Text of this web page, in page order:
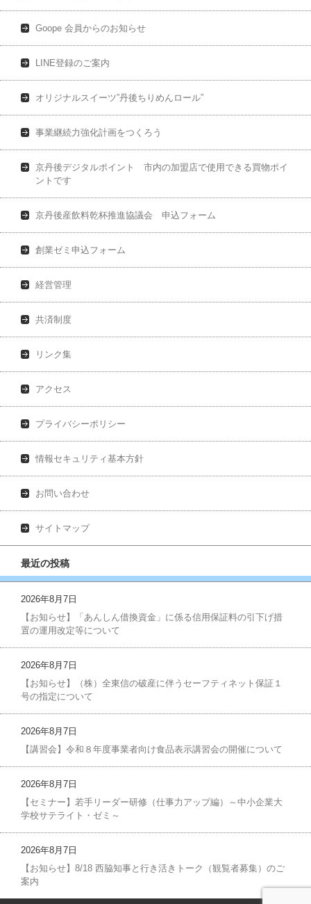
Goope 会員からのお知らせ
LINE登録のご案内
オリジナルスイーツ”丹後ちりめんロール”
事業継続力強化計画をつくろう
京丹後デジタルポイント 市内の加盟店で使用できる買物ポイ
ントです
京丹後産飲料乾杯推進協議会 申込フォーム
創業ゼミ申込フォーム
経営管理
共済制度
リンク集
アクセス
プライバシーポリシー
情報セキュリティ基本方針
お問い合わせ
サイトマップ
最近の投稿
2026年8月7日
【お知らせ】「あんしん借換資金」に係る信用保証料の引下げ措
置の運用改定等について
2026年8月7日
【お知らせ】（株）全東信の破産に伴うセーフティネット保証１
号の指定について
2026年8月7日
【講習会】令和８年度事業者向け食品表示講習会の開催について
2026年8月7日
【セミナー】若手リーダー研修（仕事力アップ編）～中小企業大
学校サテライト・ゼミ～
2026年8月7日
【お知らせ】8/18 西脇知事と行き活きトーク（観覧者募集）のご
案内